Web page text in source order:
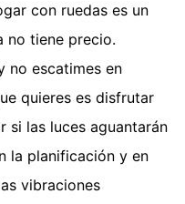
con ruedas es un
no tiene precio.
no escatimes en
quieres es disfrutar
si las luces aguantarán
la planificación y en
vibraciones